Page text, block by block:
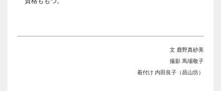
文 鹿野真砂美
撮影 馬場敬子
着付け 内田良子（昌山坊）